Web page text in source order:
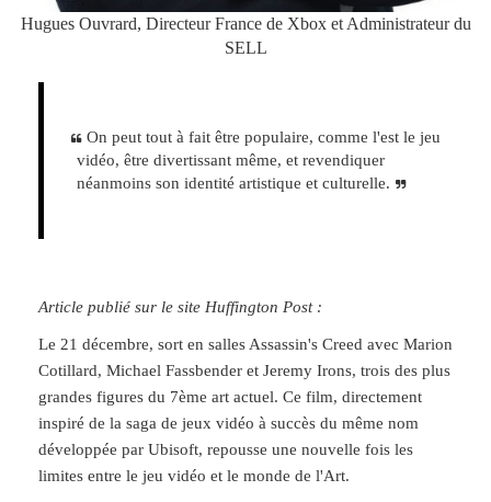
Hugues Ouvrard, Directeur France de Xbox et Administrateur du
SELL
On peut tout à fait être populaire, comme l'est le jeu
vidéo, être divertissant même, et revendiquer
néanmoins son identité artistique et culturelle.
Article publié sur le site Huffington Post :
Le 21 décembre, sort en salles Assassin's Creed avec Marion
Cotillard, Michael Fassbender et Jeremy Irons, trois des plus
grandes figures du 7ème art actuel. Ce film, directement
inspiré de la saga de jeux vidéo à succès du même nom
développée par Ubisoft, repousse une nouvelle fois les
limites entre le jeu vidéo et le monde de l'Art.